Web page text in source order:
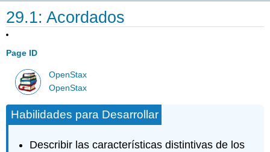
29.1: Acordados
Page ID
OpenStax
OpenStax
Habilidades para Desarrollar
Describir las características distintivas de los